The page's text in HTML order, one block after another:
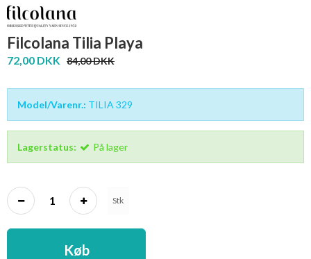
Filcolana Tilia Playa
72,00 DKK 84,00 DKK
Model/Varenr.: TILIA 329
Lagerstatus: På lager
Stk
Køb